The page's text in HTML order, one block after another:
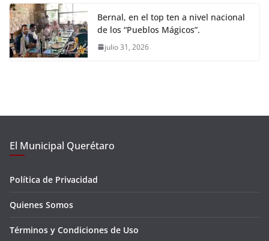
Bernal, en el top ten a nivel nacional
de los “Pueblos Mágicos”.
julio 31, 2026
El Municipal Querétaro
Política de Privacidad
Quienes Somos
Términos y Condiciones de Uso